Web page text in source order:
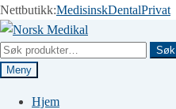
Nettbutikk:MedisinskDentalPrivat
Hopp
til
navigasjon
Hopp
til
innhold
Søk
etter:
Søk
Meny
Hjem